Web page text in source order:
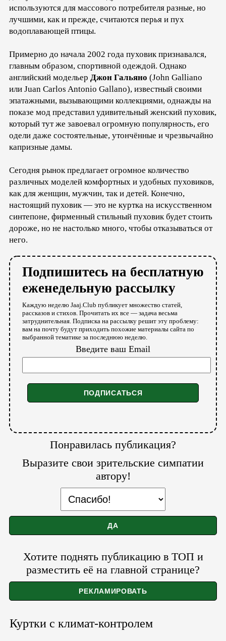
используются для массового потребителя разные, но
лучшими, как и прежде, считаются перья и пух
водоплавающей птицы.
Примерно до начала 2002 года пуховик признавался,
главным образом, спортивной одеждой. Однако
английский модельер Джон Гальяно (John Galliano
или Juan Carlos Antonio Gallano), известный своими
эпатажными, вызывающими коллекциями, однажды на
показе мод представил удивительный женский пуховик,
который тут же завоевал огромную популярность, его
одели даже состоятельные, утончённые и чрезвычайно
капризные дамы.
Сегодня рынок предлагает огромное количество
различных моделей комфортных и удобных пуховиков,
как для женщин, мужчин, так и детей. Конечно,
настоящий пуховик — это не куртка на искусственном
синтепоне, фирменный стильный пуховик будет стоить
дороже, но не настолько много, чтобы отказываться от
него.
Подпишитесь на бесплатную
еженедельную рассылку
Каждую неделю Jaaj.Club публикует множество статей,
рассказов и стихов. Прочитать их все — задача весьма
затруднительная. Подписка на рассылку решит эту проблему:
вам на почту будут приходить похожие материалы сайта по
выбранной тематике за последнюю неделю.
Введите ваш Email
Понравилась публикация?
Выразите свои зрительские симпатии
автору!
Хотите поднять публикацию в ТОП и
разместить её на главной странице?
Куртки с климат-контролем